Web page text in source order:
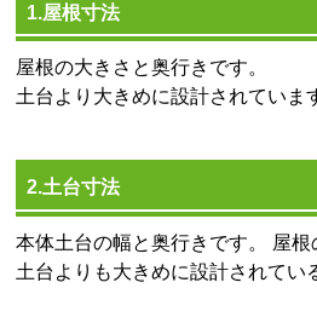
1.屋根寸法
屋根の大きさと奥行きです。
土台より大きめに設計されていま
2.土台寸法
本体土台の幅と奥行きです。 屋
土台よりも大きめに設計されてい